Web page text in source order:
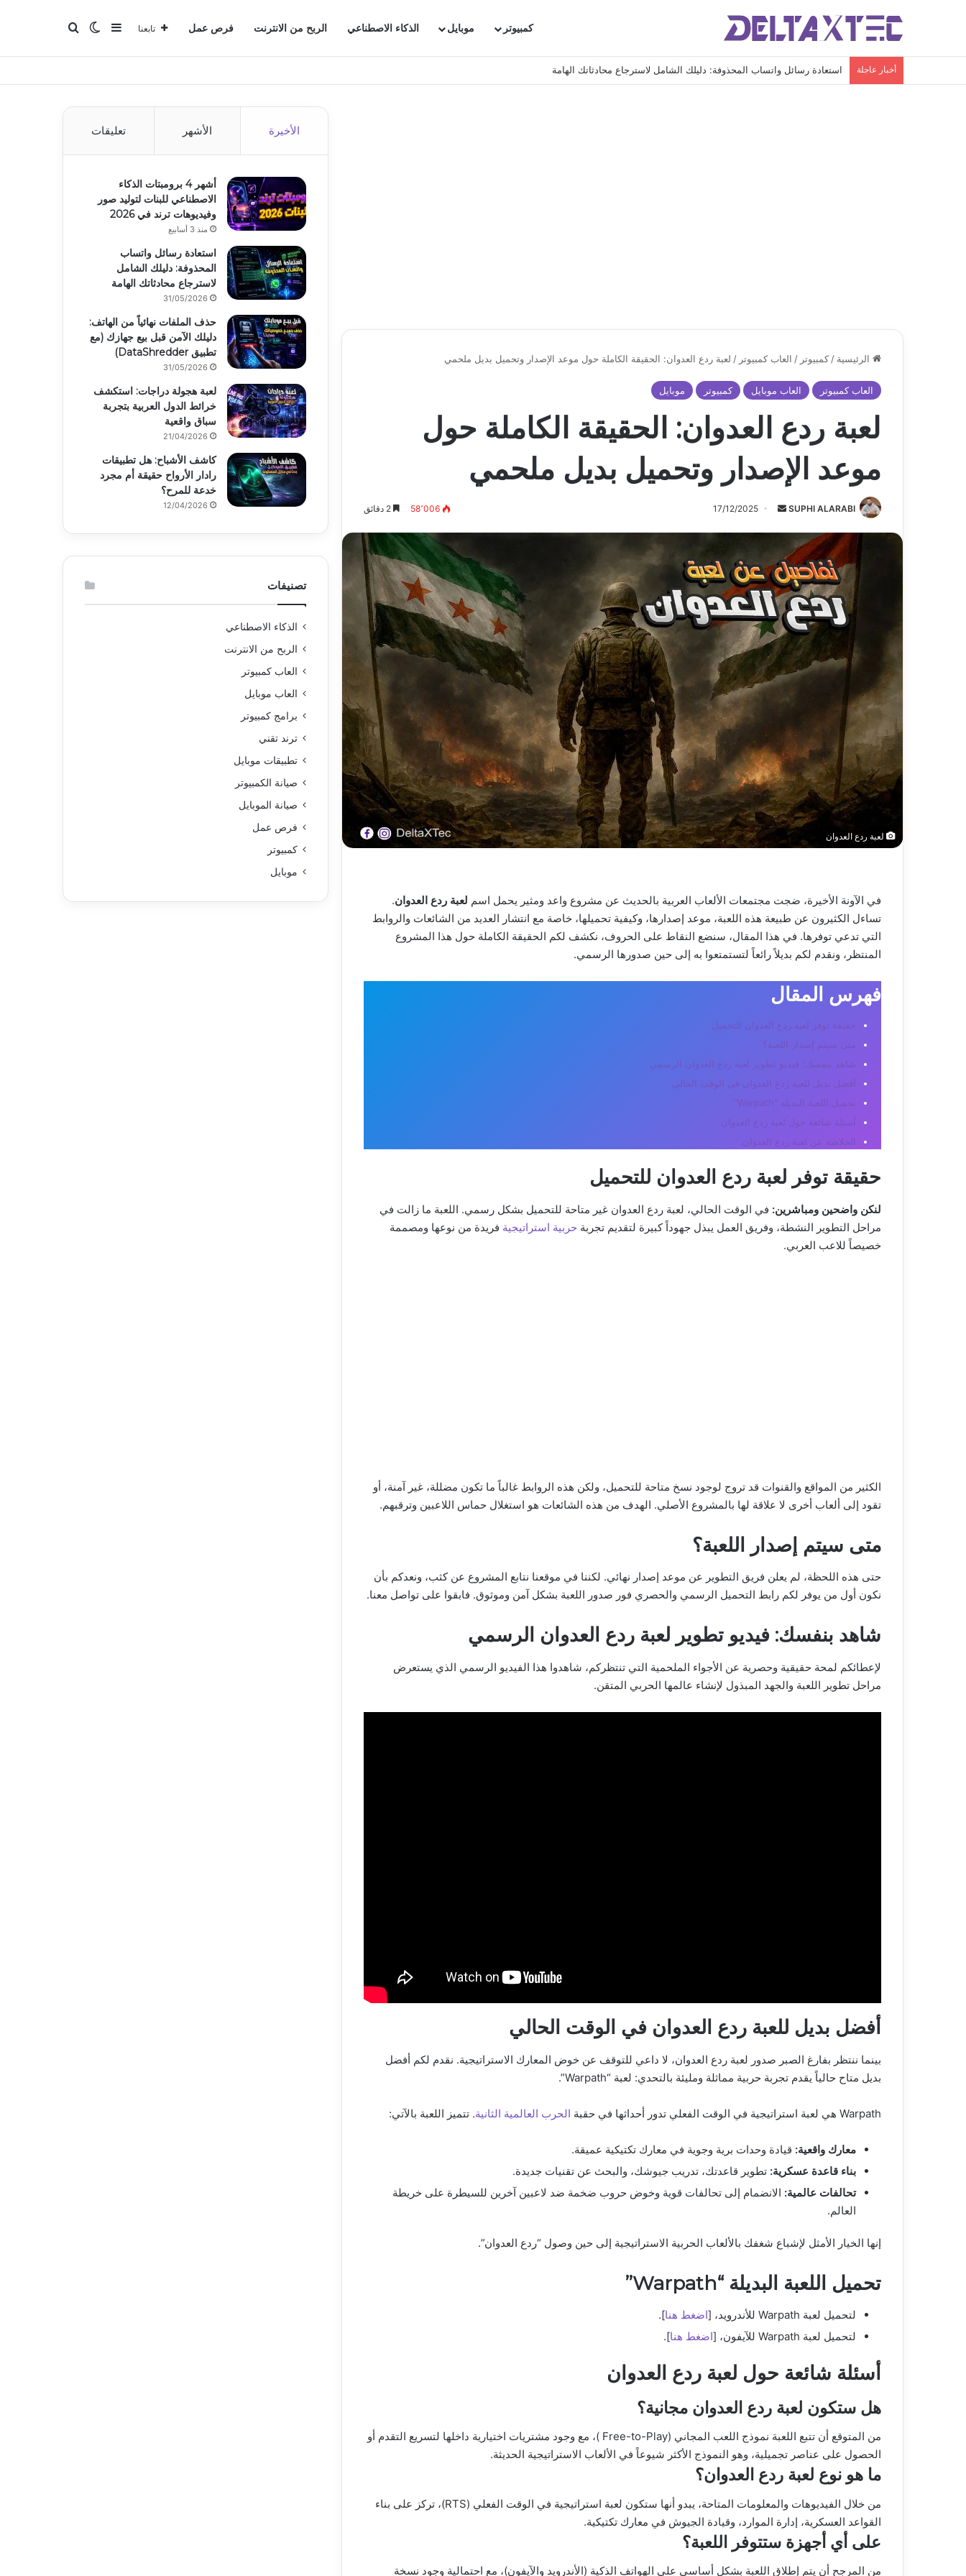
كمبيوتر موبايل الذكاء الاصطناعي الربح من الانترنت فرص عمل تابعنا إضافة عمود جانبي
الوضع المظلم
بحث عن
أخبار عاجلة استعادة رسائل واتساب المحذوفة: دليلك الشامل لاسترجاع محادثاتك الهامة
الرئيسية / كمبيوتر / العاب كمبيوتر / لعبة ردع العدوان: الحقيقة الكاملة حول موعد الإصدار وتحميل بديل ملحمي
العاب كمبيوتر العاب موبايل كمبيوتر موبايل
لعبة ردع العدوان: الحقيقة الكاملة حول
موعد الإصدار وتحميل بديل ملحمي
SUPHI ALARABI
أرسل 17/12/2025 58٬006
لعبة ردع العدوان
في الآونة الأخيرة، ضجت مجتمعات الألعاب العربية بالحديث عن مشروع واعد ومثير يحمل اسم لعبة ردع العدوان.
تساءل الكثيرون عن طبيعة هذه اللعبة، موعد إصدارها، وكيفية تحميلها، خاصة مع انتشار العديد من الشائعات والروابط
التي تدعي توفرها. في هذا المقال، سنضع النقاط على الحروف، نكشف لكم الحقيقة الكاملة حول هذا المشروع
المنتظر، ونقدم لكم بديلاً رائعاً لتستمتعوا به إلى حين صدورها الرسمي.
فهرس المقال
حقيقة توفر لعبة ردع العدوان للتحميل
متى سيتم إصدار اللعبة؟
شاهد بنفسك: فيديو تطوير لعبة ردع العدوان الرسمي
أفضل بديل للعبة ردع العدوان في الوقت الحالي
تحميل اللعبة البديلة “Warpath”
أسئلة شائعة حول لعبة ردع العدوان
الخلاصة عن لعبة ردع العدوان
حقيقة توفر لعبة ردع العدوان للتحميل
لنكن واضحين ومباشرين: في الوقت الحالي، لعبة ردع العدوان غير متاحة للتحميل بشكل رسمي. اللعبة ما زالت في
مراحل التطوير النشطة، وفريق العمل يبذل جهوداً كبيرة لتقديم تجربة حربية استراتيجية فريدة من نوعها ومصممة
خصيصاً للاعب العربي.
الكثير من المواقع والقنوات قد تروج لوجود نسخ متاحة للتحميل، ولكن هذه الروابط غالباً ما تكون مضللة، غير آمنة، أو
تقود إلى ألعاب أخرى لا علاقة لها بالمشروع الأصلي. الهدف من هذه الشائعات هو استغلال حماس اللاعبين وترقبهم.
متى سيتم إصدار اللعبة؟
حتى هذه اللحظة، لم يعلن فريق التطوير عن موعد إصدار نهائي. لكننا في موقعنا نتابع المشروع عن كثب، ونعدكم بأن
نكون أول من يوفر لكم رابط التحميل الرسمي والحصري فور صدور اللعبة بشكل آمن وموثوق. فابقوا على تواصل معنا.
شاهد بنفسك: فيديو تطوير لعبة ردع العدوان الرسمي
لإعطائكم لمحة حقيقية وحصرية عن الأجواء الملحمية التي تنتظركم، شاهدوا هذا الفيديو الرسمي الذي يستعرض
مراحل تطوير اللعبة والجهد المبذول لإنشاء عالمها الحربي المتقن.
أفضل بديل للعبة ردع العدوان في الوقت الحالي
بينما ننتظر بفارغ الصبر صدور لعبة ردع العدوان، لا داعي للتوقف عن خوض المعارك الاستراتيجية. نقدم لكم أفضل
بديل متاح حالياً يقدم تجربة حربية مماثلة ومليئة بالتحدي: لعبة “Warpath”.
Warpath هي لعبة استراتيجية في الوقت الفعلي تدور أحداثها في حقبة الحرب العالمية الثانية. تتميز اللعبة بالآتي:
معارك واقعية: قيادة وحدات برية وجوية في معارك تكتيكية عميقة.
بناء قاعدة عسكرية: تطوير قاعدتك، تدريب جيوشك، والبحث عن تقنيات جديدة.
تحالفات عالمية: الانضمام إلى تحالفات قوية وخوض حروب ضخمة ضد لاعبين آخرين للسيطرة على خريطة
العالم.
إنها الخيار الأمثل لإشباع شغفك بالألعاب الحربية الاستراتيجية إلى حين وصول “ردع العدوان”.
تحميل اللعبة البديلة “Warpath”
لتحميل لعبة Warpath للأندرويد، [ اضغط هنا].
لتحميل لعبة Warpath للآيفون، [
اضغط هنا].
أسئلة شائعة حول لعبة ردع العدوان
هل ستكون لعبة ردع العدوان مجانية؟
من المتوقع أن تتبع اللعبة نموذج اللعب المجاني (Free-to-Play )، مع وجود مشتريات اختيارية داخلها لتسريع التقدم أو
الحصول على عناصر تجميلية، وهو النموذج الأكثر شيوعاً في الألعاب الاستراتيجية الحديثة.
ما هو نوع لعبة ردع العدوان؟
من خلال الفيديوهات والمعلومات المتاحة، يبدو أنها ستكون لعبة استراتيجية في الوقت الفعلي (RTS)، تركز على بناء
القواعد العسكرية، إدارة الموارد، وقيادة الجيوش في معارك تكتيكية.
على أي أجهزة ستتوفر اللعبة؟
من المرجح أن يتم إطلاق اللعبة بشكل أساسي على الهواتف الذكية (الأندرويد والآيفون)، مع احتمالية وجود نسخة
الأخيرة الأشهر تعليقات
أشهر 4 برومبتات الذكاء
الاصطناعي للبنات لتوليد صور
وفيديوهات ترند في 2026
منذ 3 أسابيع
استعادة رسائل واتساب
المحذوفة: دليلك الشامل
لاسترجاع محادثاتك الهامة
31/05/2026
حذف الملفات نهائياً من الهاتف:
دليلك الآمن قبل بيع جهازك (مع
تطبيق DataShredder)
31/05/2026
لعبة هجولة دراجات: استكشف
خرائط الدول العربية بتجربة
سباق واقعية
21/04/2026
كاشف الأشباح: هل تطبيقات
رادار الأرواح حقيقة أم مجرد
خدعة للمرح؟
12/04/2026
تصنيفات
الذكاء الاصطناعي
الربح من الانترنت
العاب كمبيوتر
العاب موبايل
برامج كمبيوتر
ترند تقني
تطبيقات موبايل
صيانة الكمبيوتر
صيانة الموبايل
فرص عمل
كمبيوتر
موبايل